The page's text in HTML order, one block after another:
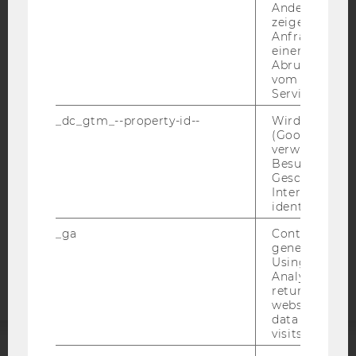
BARRIEREFREIHEITSERKLÄRUNG WEBSEITE
DATENSCHUTZERKLÄRUNG
DATENSCHUTZERKLÄRUNG SOCIAL MEDIA
STUDIENBEWERBER*INNEN UND STUDIERENDE
Barrierefreiheitserklärung
Andere
zeigen Opt-
Anfrage im
einen Fehler
Abrufen
vom AMP
Service an.
_dc_gtm_--property-id--
Wird von
(Google Tag
verwendet,
Besucher
Geschlecht
Interessen zu
identifizieren.
_ga
Contains a
generated
Using this
Analytics can
returning
website and
data from
visits.